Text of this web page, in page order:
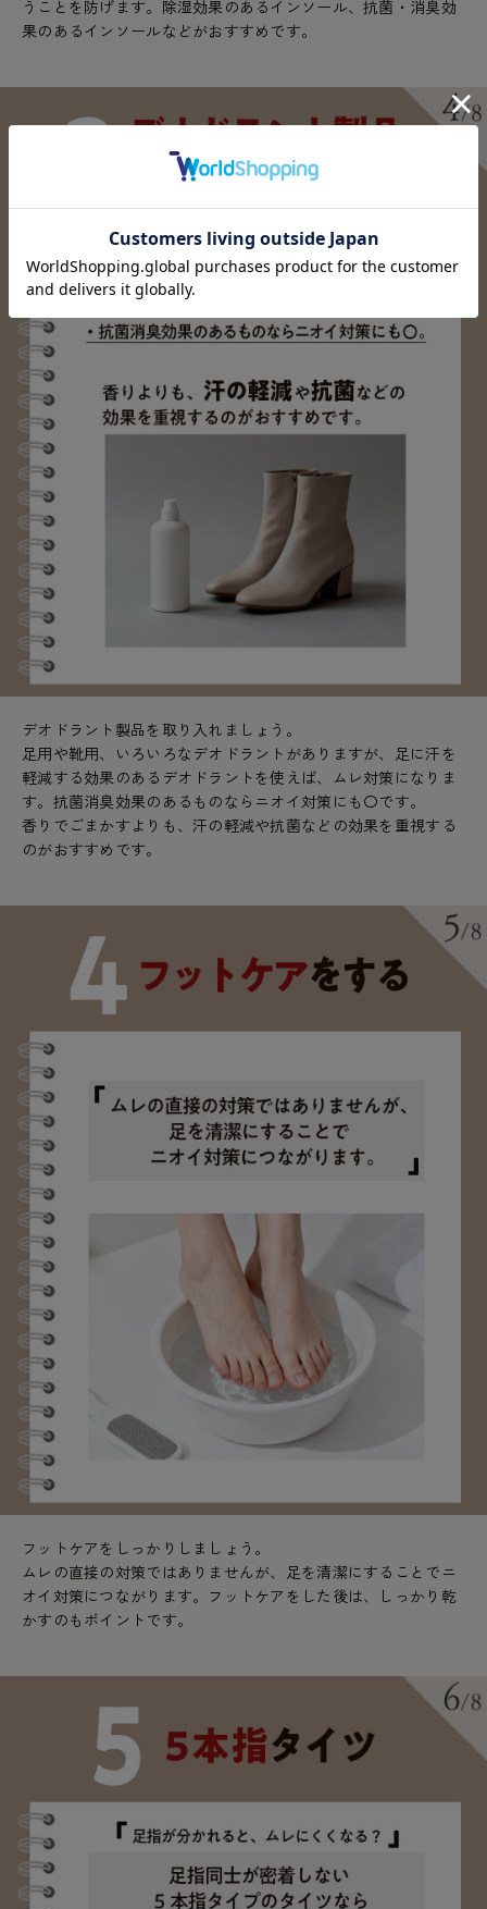
うことを防げます。除湿効果のあるインソール、抗菌・消臭効
果のあるインソールなどがおすすめです。
デオドラント製品を取り入れましょう。
足用や靴用、いろいろなデオドラントがありますが、足に汗を
軽減する効果のあるデオドラントを使えば、ムレ対策になりま
す。抗菌消臭効果のあるものならニオイ対策にも〇です。
香りでごまかすよりも、汗の軽減や抗菌などの効果を重視する
のがおすすめです。
フットケアをしっかりしましょう。
ムレの直接の対策ではありませんが、足を清潔にすることでニ
オイ対策につながります。フットケアをした後は、しっかり乾
かすのもポイントです。